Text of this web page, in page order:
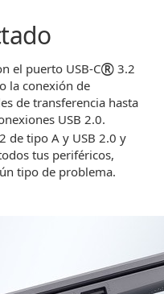
el puerto USB-C® 3.2
la conexión de
de transferencia hasta
USB 2.0.
de tipo A y USB 2.0 y
tus periféricos,
tipo de problema.